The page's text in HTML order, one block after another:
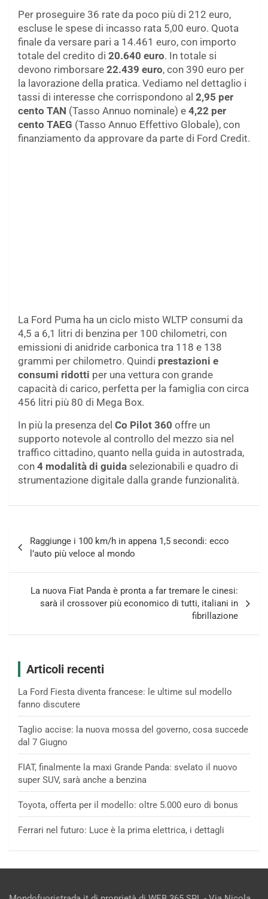
Per proseguire 36 rate da poco più di 212 euro,
escluse le spese di incasso rata 5,00 euro. Quota
finale da versare pari a 14.461 euro, con importo
totale del credito di 20.640 euro. In totale si
devono rimborsare 22.439 euro, con 390 euro per
la lavorazione della pratica. Vediamo nel dettaglio i
tassi di interesse che corrispondono al 2,95 per
cento TAN (Tasso Annuo nominale) e 4,22 per
cento TAEG (Tasso Annuo Effettivo Globale), con
finanziamento da approvare da parte di Ford Credit.
La Ford Puma ha un ciclo misto WLTP consumi da
4,5 a 6,1 litri di benzina per 100 chilometri, con
emissioni di anidride carbonica tra 118 e 138
grammi per chilometro. Quindi prestazioni e
consumi ridotti per una vettura con grande
capacità di carico, perfetta per la famiglia con circa
456 litri più 80 di Mega Box.
In più la presenza del Co Pilot 360 offre un
supporto notevole al controllo del mezzo sia nel
traffico cittadino, quanto nella guida in autostrada,
con 4 modalità di guida selezionabili e quadro di
strumentazione digitale dalla grande funzionalità.
articoli
Raggiunge i 100 km/h in appena 1,5 secondi: ecco
l’auto più veloce al mondo
La nuova Fiat Panda è pronta a far tremare le cinesi:
sarà il crossover più economico di tutti, italiani in
fibrillazione
Articoli recenti
La Ford Fiesta diventa francese: le ultime sul modello
fanno discutere
Taglio accise: la nuova mossa del governo, cosa succede
dal 7 Giugno
FIAT, finalmente la maxi Grande Panda: svelato il nuovo
super SUV, sarà anche a benzina
Toyota, offerta per il modello: oltre 5.000 euro di bonus
Ferrari nel futuro: Luce è la prima elettrica, i dettagli